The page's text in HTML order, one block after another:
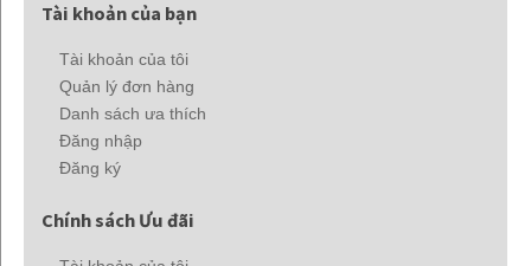
Tài khoản của bạn
Tài khoản của tôi
Quản lý đơn hàng
Danh sách ưa thích
Đăng nhập
Đăng ký
Chính sách Ưu đãi